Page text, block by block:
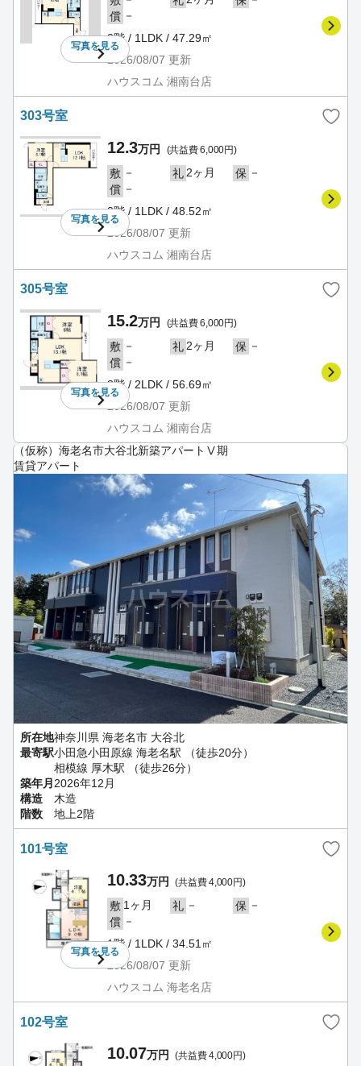
写真を見る
償 －
3階 / 1LDK / 47.29㎡
2026/08/07 更新
ハウスコム 湘南台店
303号室
写真を見る
12.3万円 (共益費 6,000円)
敷 － 礼 2ヶ月 保 －
償 －
3階 / 1LDK / 48.52㎡
2026/08/07 更新
ハウスコム 湘南台店
305号室
写真を見る
15.2万円 (共益費 6,000円)
敷 － 礼 2ヶ月 保 －
償 －
3階 / 2LDK / 56.69㎡
2026/08/07 更新
ハウスコム 湘南台店
（仮称）海老名市大谷北新築アパートⅤ期
賃貸アパート
所在地神奈川県 海老名市 大谷北
最寄駅小田急小田原線 海老名駅 （徒歩20分）
相模線 厚木駅 （徒歩26分）
築年月 2026年12月
構造
木造
階数
地上2階
101号室
写真を見る
10.33万円 (共益費 4,000円)
敷 1ヶ月 礼 － 保 －
償 －
1階 / 1LDK / 34.51㎡
2026/08/07 更新
ハウスコム 海老名店
102号室
10.07万円 (共益費 4,000円)